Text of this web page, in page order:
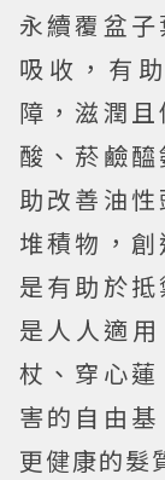
永續覆盆
吸收，有
障，滋潤
酸、菸鹼
助改善油
堆積物，
是有助於
是人人適
杖、穿心
害的自由
更健康的髮